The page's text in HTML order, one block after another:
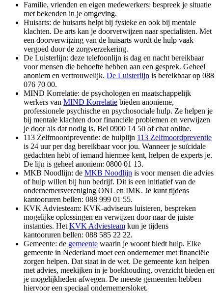
Familie, vrienden en eigen medewerkers: bespreek je situatie
met bekenden in je omgeving.
Huisarts: de huisarts helpt bij fysieke en ook bij mentale
klachten. De arts kan je doorverwijzen naar specialisten. Met
een doorverwijzing van de huisarts wordt de hulp vaak
vergoed door de zorgverzekering.
De Luisterlijn: deze telefoonlijn is dag en nacht bereikbaar
voor mensen die behoefte hebben aan een gesprek. Geheel
anoniem en vertrouwelijk. De Luisterlijn is bereikbaar op 088
076 70 00.
MIND Korrelatie: de psychologen en maatschappelijk
werkers van MIND Korrelatie bieden anonieme,
professionele psychische en psychosociale hulp. Ze helpen je
bij mentale klachten door financiële problemen en verwijzen
je door als dat nodig is. Bel 0900 14 50 of chat online.
113 Zelfmoordpreventie: de hulplijn 113 Zelfmoordpreventie
is 24 uur per dag bereikbaar voor jou. Wanneer je suïcidale
gedachten hebt of iemand hiermee kent, helpen de experts je.
De lijn is geheel anoniem: 0800 01 13.
MKB Noodlijn: de MKB Noodlijn is voor mensen die advies
of hulp willen bij hun bedrijf. Dit is een initiatief van de
ondernemersvereniging ONL en IMK. Je kunt tijdens
kantooruren bellen: 088 999 01 55.
KVK Adviesteam: KVK-adviseurs luisteren, bespreken
mogelijke oplossingen en verwijzen door naar de juiste
instanties. Het KVK Adviesteam kun je tijdens
kantooruren bellen: 088 585 22 22.
Gemeente: de gemeente waarin je woont biedt hulp. Elke
gemeente in Nederland moet een ondernemer met financiële
zorgen helpen. Dat staat in de wet. De gemeente kan helpen
met advies, meekijken in je boekhouding, overzicht bieden en
je mogelijkheden afwegen. De meeste gemeenten hebben
hiervoor een speciaal ondernemersloket.